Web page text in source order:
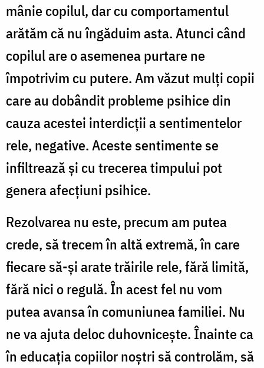
mânie copilul, dar cu comportamentul
arătăm că nu îngăduim asta. Atunci când
copilul are o asemenea purtare ne
împotrivim cu putere. Am văzut mulţi copii
care au dobândit probleme psihice din
cauza acestei interdicţii a sentimentelor
rele, negative. Aceste sentimente se
infiltrează şi cu trecerea timpului pot
genera afecţiuni psihice.
Rezolvarea nu este, precum am putea
crede, să trecem în altă extremă, în care
fiecare să-şi arate trăirile rele, fără limită,
fără nici o regulă. În acest fel nu vom
putea avansa în comuniunea familiei. Nu
ne va ajuta deloc duhovniceşte. Înainte ca
în educaţia copiilor noştri să controlăm, să